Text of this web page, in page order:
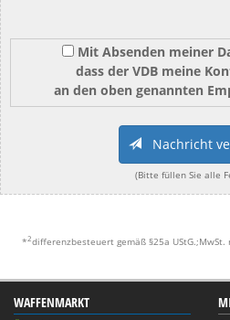
Mit Absenden meiner
dass der VDB meine
an den oben genannten
Nachricht
(Bitte füllen Sie alle
*2differenzbesteuert gemäß §25a
WAFFENMARKT